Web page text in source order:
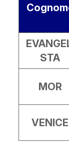
STA
MOR
VENICE